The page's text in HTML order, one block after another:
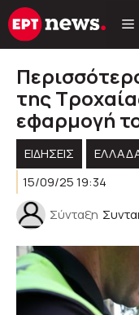
Μετάβαση
σε
της
εφαρμογή
ΕΙΔΗΣΕΙΣ
15/09/25 19:34
Σύνταξη